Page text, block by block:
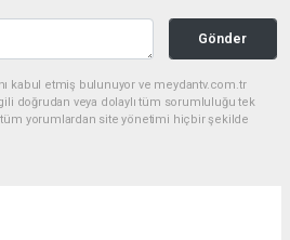
Gönder
kabul etmiş bulunuyor ve meydantv.com.tr
doğrudan veya dolaylı tüm sorumluluğu tek
tüm yorumlardan site yönetimi hiçbir şekilde